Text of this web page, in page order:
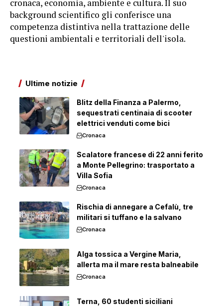
cronaca, economia, ambiente e cultura. Il suo
background scientifico gli conferisce una
competenza distintiva nella trattazione delle
questioni ambientali e territoriali dell'isola.
Ultime notizie
Blitz della Finanza a Palermo,
sequestrati centinaia di scooter
elettrici venduti come bici
Cronaca
Scalatore francese di 22 anni ferito
a Monte Pellegrino: trasportato a
Villa Sofia
Cronaca
Rischia di annegare a Cefalù, tre
militari si tuffano e la salvano
Cronaca
Alga tossica a Vergine Maria,
allerta ma il mare resta balneabile
Cronaca
Terna, 60 studenti siciliani